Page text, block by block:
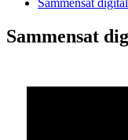
Sammensat
Sammensat